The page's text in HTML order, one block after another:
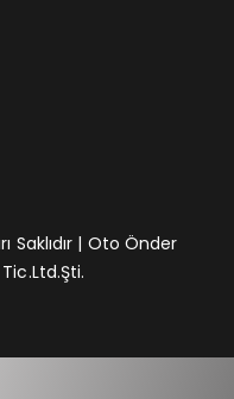
Saklıdır | Oto Önder